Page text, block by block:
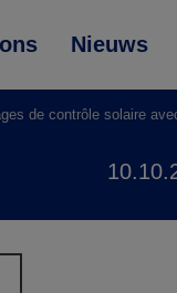
Nieuws
de contrôle solaire